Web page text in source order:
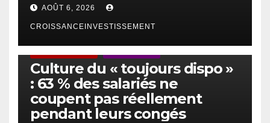
AOÛT 6, 2026
CROISSANCEINVESTISSEMENT
Culture du « toujours dispo »
: 63 % des salariés ne
coupent pas réellement
pendant leurs congés